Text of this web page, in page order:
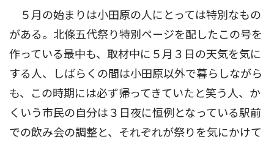
５月の始まりは小田原の人にとっては特別なもの
がある。北條五代祭り特別ページを配したこの号を
作っている最中も、取材中に５月３日の天気を気に
する人、しばらくの間は小田原以外で暮らしながら
も、この時期には必ず帰ってきていたと笑う人、か
くいう市民の自分は３日夜に恒例となっている駅前
での飲み会の調整と、それぞれが祭りを気にかけて